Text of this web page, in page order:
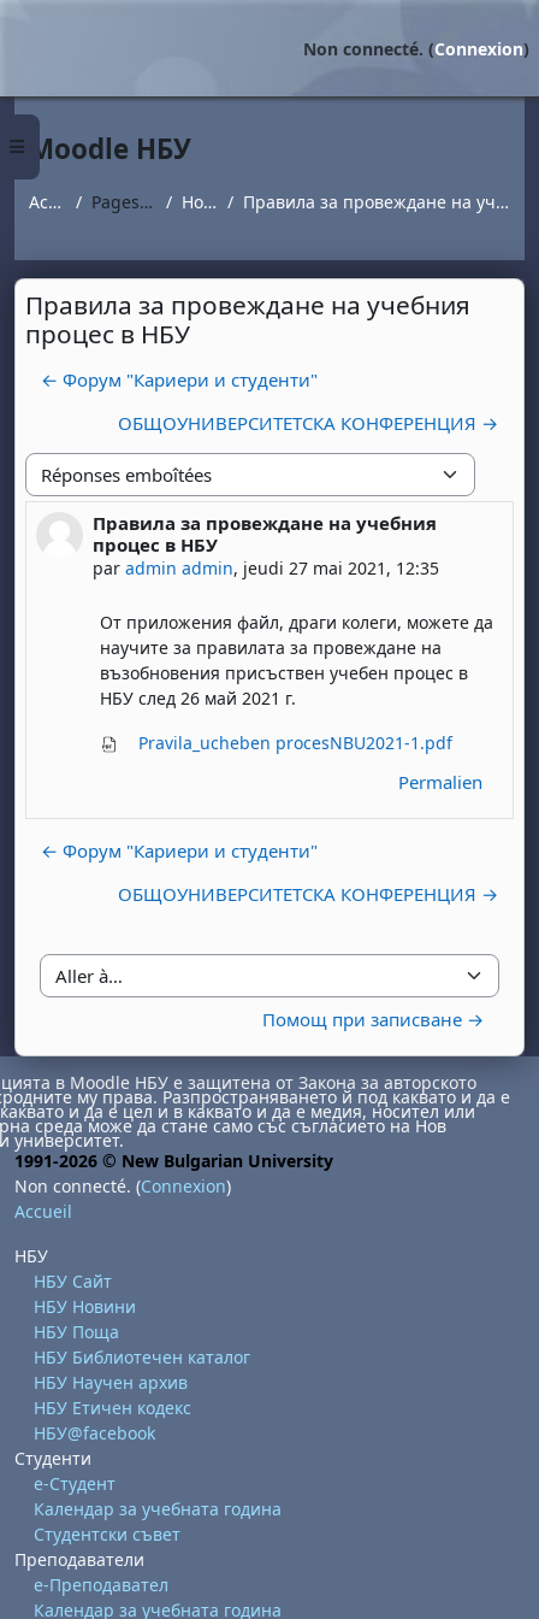
Panneau latéral
Non connecté. (Connexion)
Moodle НБУ
Accueil Pages du site Новини Правила за провеждане на учебния процес в НБУ
Правила за провеждане на учебния
процес в НБУ
← Форум "Кариери и студенти"
ОБЩОУНИВЕРСИТЕТСКА КОНФЕРЕНЦИЯ →
Type d'affichage
Правила за провеждане на учебния
процес в НБУ
par admin admin, jeudi 27 mai 2021, 12:35
Nombre de réponses : 0
От приложения файл, драги колеги, можете да
научите за правилата за провеждане на
възобновения присъствен учебен процес в
НБУ след 26 май 2021 г.
Pravila_ucheben procesNBU2021-1.pdf
Permalien
← Форум "Кариери и студенти"
ОБЩОУНИВЕРСИТЕТСКА КОНФЕРЕНЦИЯ →
Aller à…
Помощ при записване →
samedi 1 août
dimanche 2 août
7 août
samedi 8 août
dimanche 9 août
août
août 14 août
samedi 15 août
dimanche 16 août
août
août 21 août
samedi 22 août
dimanche 23 août
août
août 28 août
samedi 29 août
dimanche 30 août
в Moodle НБУ е защитена от Закона за авторското
му права. Разпространяването й под каквато и да е
и да е цел и в каквато и да е медия, носител или
среда може да стане само със съгласието на Нов
университет.
1991-2026 © New Bulgarian University
Non connecté. (Connexion)
Accueil
НБУ
НБУ Сайт
НБУ Новини
НБУ Поща
НБУ Библиотечен каталог
НБУ Научен архив
НБУ Етичен кодекс
НБУ@facebook
Студенти
е-Студент
Календар за учебната година
Студентски съвет
Преподаватели
е-Преподавател
Календар за учебната година